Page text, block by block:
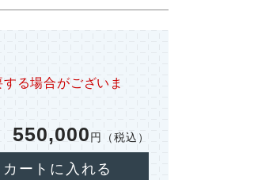
る場合がございま
550,000円（税込）
カートに入れる